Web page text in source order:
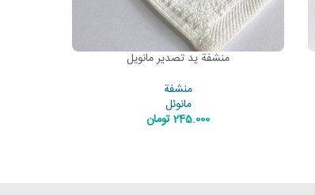
ADD TO CARTمنشفة يد تصدير مانويل
منشفة
مانوئل
245.000تومان